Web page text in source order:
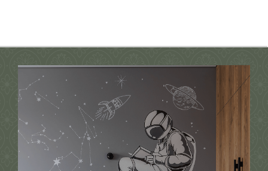
обоями.
Стена с изображением деревьев
добавляет ощущение природы,
а уют создают зелёные шторы,
светлый ковёр и плетёный пуф
с оранжевым акцентом. Кровать-
домик из натурального дерева
формирует для ребёнка личное
пространство, а горчичное кресло
служит местом для чтения
и отдыха.